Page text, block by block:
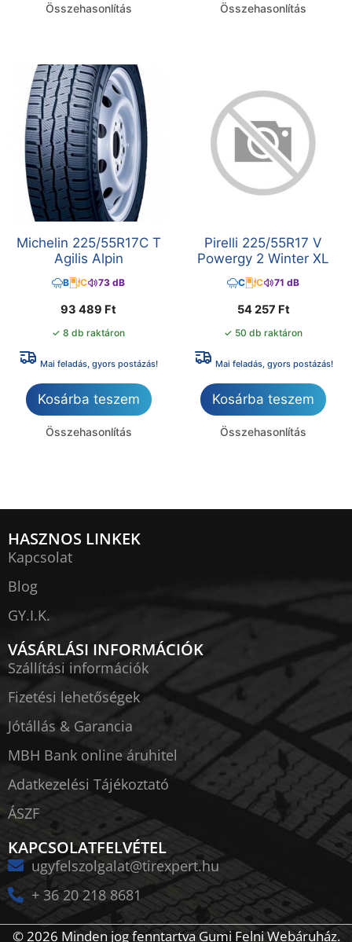
Összehasonlítás Összehasonlítás
Michelin 225/55R17C T
Agilis Alpin
B C 73 dB
93 489 Ft
✓ 8 db raktáron
Mai feladás, gyors postázás!
Kosárba teszem
Összehasonlítás
Pirelli 225/55R17 V
Powergy 2 Winter XL
C C 71 dB
54 257 Ft
✓ 50 db raktáron
Mai feladás, gyors postázás!
Kosárba teszem
Összehasonlítás
HASZNOS LINKEK
Kapcsolat
Blog
GY.I.K.
VÁSÁRLÁSI INFORMÁCIÓK
Szállítási információk
Fizetési lehetőségek
Jótállás & Garancia
MBH Bank online áruhitel
Adatkezelési Tájékoztató
ÁSZF
KAPCSOLATFELVÉTEL
ugyfelszolgalat@tirexpert.hu
+ 36 20 218 8681
© 2026 Minden jog fenntartva Gumi Felni Webáruház.